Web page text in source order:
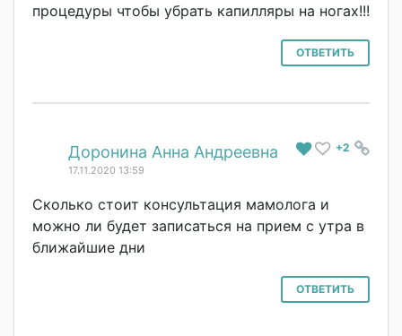
процедуры чтобы убрать капилляры на ногах!!!
ОТВЕТИТЬ
# +2
Доронина Анна Андреевна
17.11.2020 13:59
Сколько стоит консультация мамолога и
можно ли будет записаться на прием с утра в
ближайшие дни
ОТВЕТИТЬ